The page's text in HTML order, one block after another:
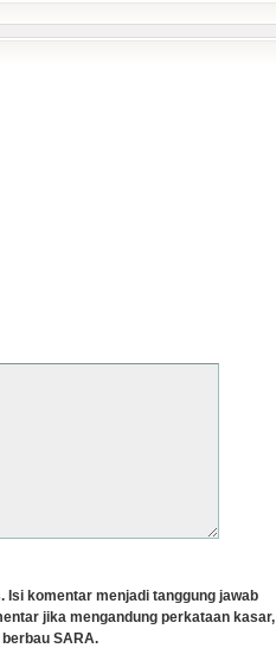
komentar menjadi tanggung jawab
jika mengandung perkataan kasar,
SARA.